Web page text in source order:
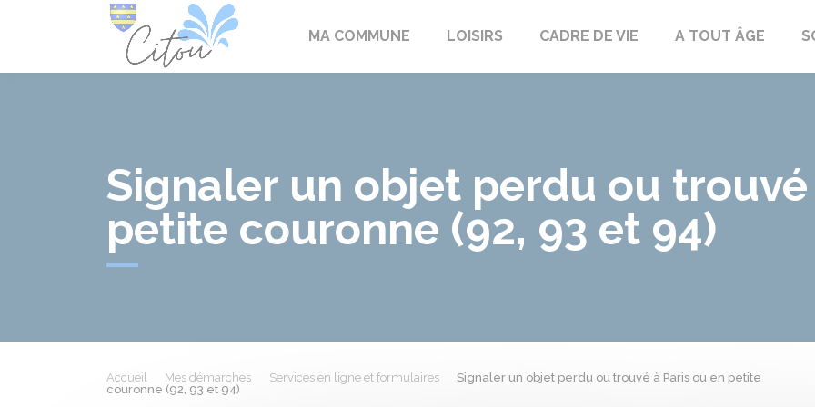
MA COMMUNE LOISIRS CADRE DE VIE A TOUT ÂGE
Signaler un objet perdu ou trouvé
petite couronne (92, 93 et 94)
Accueil Mes démarches Services en ligne et formulaires
Signaler un objet perdu ou trouvé à Paris ou en petite
couronne (92, 93 et 94)